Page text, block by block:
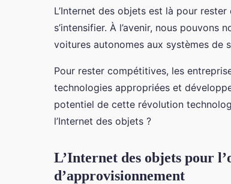
L’Internet des objets est là pour
s’intensifier. À l’avenir, nous pouvons
voitures autonomes aux systèmes de
Pour rester compétitives, les
technologies appropriées et
potentiel de cette révolution
l’Internet des objets ?
L’Internet des objets pour
d’approvisionnement